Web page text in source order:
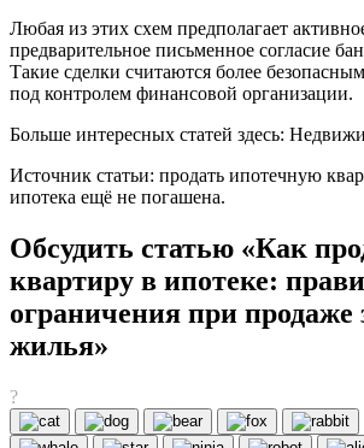
Любая из этих схем предполагает
предварительное письменное согласие
Такие сделки считаются более
под контролем финансовой организации.
Больше интересных статей здесь:
Источник статьи: продать ипотечную
ипотека ещё не погашена.
Обсудить статью «Как
квартиру в ипотеке:
ограничения при продаже
жилья»
?